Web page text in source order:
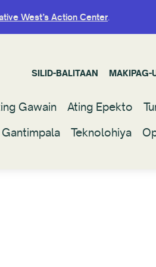
West’s Action Center.
SILID-BALITAAN MAKIPAG-
Gawain Ating Epekto
Teknolohiya
West’s Action Center.
SILID-BALITAAN MAKIPAG-
Gawain Ating Epekto
Teknolohiya